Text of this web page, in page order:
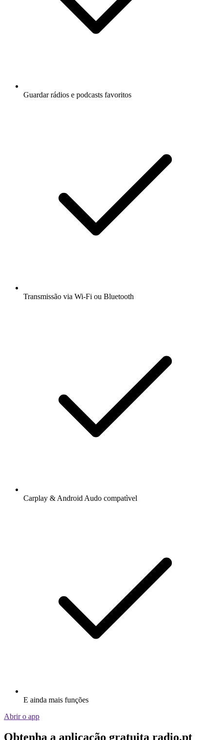
Guardar rádios e podcasts favoritos
Transmissão via Wi-Fi ou Bluetooth
Carplay & Android Audo compatìvel
E ainda mais funções
Abrir o app
Obtenha a aplicação gratuita radio.pt